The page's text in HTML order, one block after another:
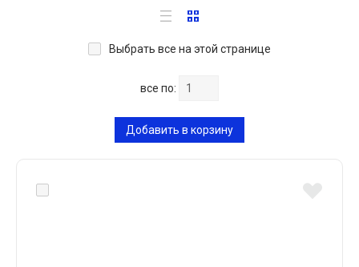
Выбрать все на этой странице
все по:
Добавить в корзину